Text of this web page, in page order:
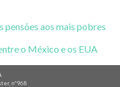
aos mais pobres
o México e os EUA
nº968